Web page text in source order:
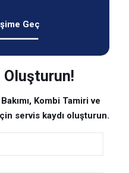
Geç
Oluşturun!
Kombi Tamiri ve
servis kaydı oluşturun.